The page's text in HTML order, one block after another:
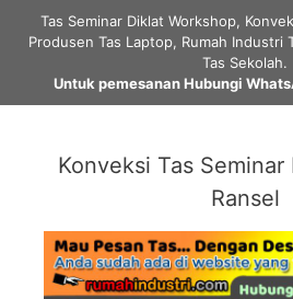
Tas Seminar Diklat Workshop,
Produsen Tas Laptop, Rumah Industri
Tas Sekolah.
Untuk pemesanan Hubungi
Konveksi Tas
Ransel